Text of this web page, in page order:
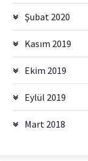
Şubat 2020
Kasım 2019
Ekim 2019
Eylül 2019
Mart 2018